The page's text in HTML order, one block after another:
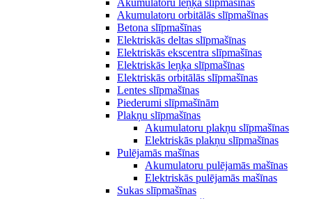
Akumulatoru leņķa slīpmašīnas
Akumulatoru orbitālās slīpmašīnas
Betona slīpmašīnas
Elektriskās deltas slīpmašīnas
Elektriskās ekscentra slīpmašīnas
Elektriskās leņķa slīpmašīnas
Elektriskās orbitālās slīpmašīnas
Lentes slīpmašīnas
Piederumi slīpmašīnām
Plakņu slīpmašīnas
Akumulatoru plakņu slīpmašīnas
Elektriskās plakņu slīpmašīnas
Pulējamās mašīnas
Akumulatoru pulējamās mašīnas
Elektriskās pulējamās mašīnas
Sukas slīpmašīnas